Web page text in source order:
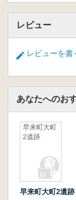
レビュー
レビューを書
あなたへのお
早来町大町
2遺跡
早来町大町2遺跡